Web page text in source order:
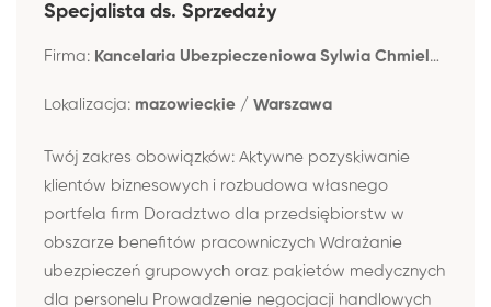
Specjalista ds. Sprzedaży
Firma: Kancelaria Ubezpieczeniowa Sylwia Chmielewska-Okab
Lokalizacja: mazowieckie / Warszawa
Twój zakres obowiązków: Aktywne pozyskiwanie
klientów biznesowych i rozbudowa własnego
portfela firm Doradztwo dla przedsiębiorstw w
obszarze benefitów pracowniczych Wdrażanie
ubezpieczeń grupowych oraz pakietów medycznych
dla personelu Prowadzenie negocjacji handlowych